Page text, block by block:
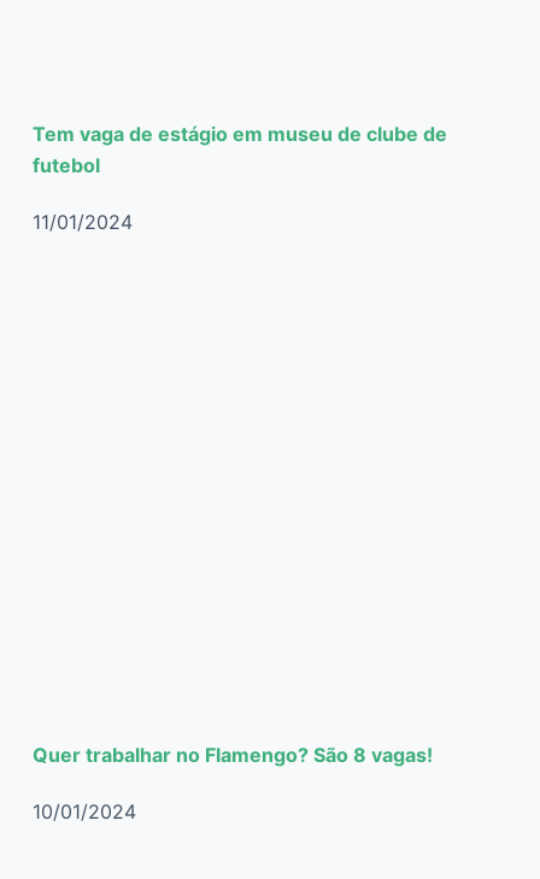
Tem vaga de estágio em museu de clube de
futebol
11/01/2024
Quer trabalhar no Flamengo? São 8 vagas!
10/01/2024